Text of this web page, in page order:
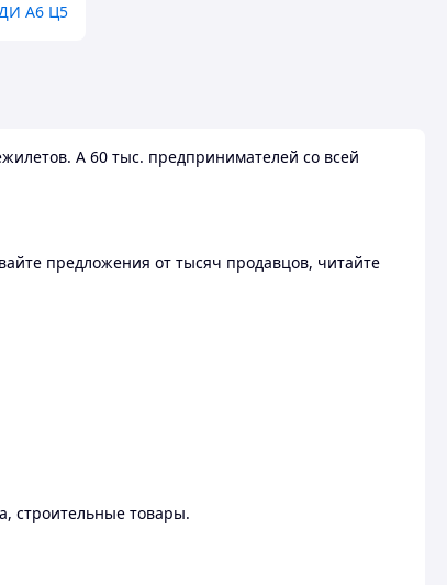
А6 Ц5
А 60 тыс. предпринимателей со всей
предложения от тысяч продавцов, читайте
строительные товары.